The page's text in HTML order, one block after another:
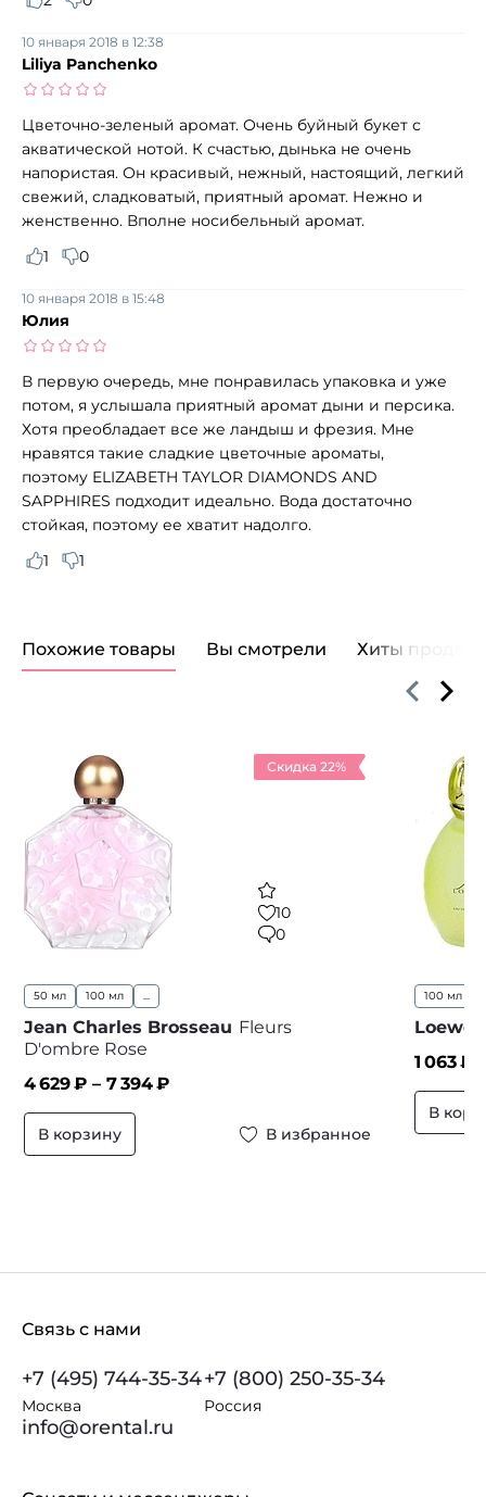
Liliya Panchenko
10 января 2018 в 12:38
Цветочно-зеленый аромат. Очень буйный букет с
акватической нотой. К счастью, дынька не очень
напористая. Он красивый, нежный, настоящий, легкий
свежий, сладковатый, приятный аромат. Нежно и
женственно. Вполне носибельный аромат.
1
0
Юлия
10 января 2018 в 15:48
В первую очередь, мне понравилась упаковка и уже
потом, я услышала приятный аромат дыни и персика.
Хотя преобладает все же ландыш и фрезия. Мне
нравятся такие сладкие цветочные ароматы,
поэтому ELIZABETH TAYLOR DIAMONDS AND
SAPPHIRES подходит идеально. Вода достаточно
стойкая, поэтому ее хватит надолго.
1
1
Похожие товары Вы смотрели Хиты продаж
Скидка 22%
10
0
50 мл 100 мл
Jean Charles Brosseau Fleurs
D'ombre Rose
4 629₽ – 7 394₽
В корзину В избранное
100 мл
Loewe
1 063₽
В
Связь с нами
+7 (495) 744-35-34
Москва
+7 (800) 250-35-34
Россия
info@orental.ru